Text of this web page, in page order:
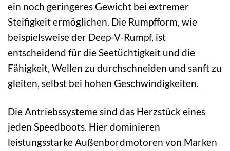
ein noch geringeres Gewicht bei extremer
Steifigkeit ermöglichen. Die Rumpfform, wie
beispielsweise der Deep-V-Rumpf, ist
entscheidend für die Seetüchtigkeit und die
Fähigkeit, Wellen zu durchschneiden und sanft zu
gleiten, selbst bei hohen Geschwindigkeiten.
Die Antriebssysteme sind das Herzstück eines
jeden Speedboots. Hier dominieren
leistungsstarke Außenbordmotoren von Marken